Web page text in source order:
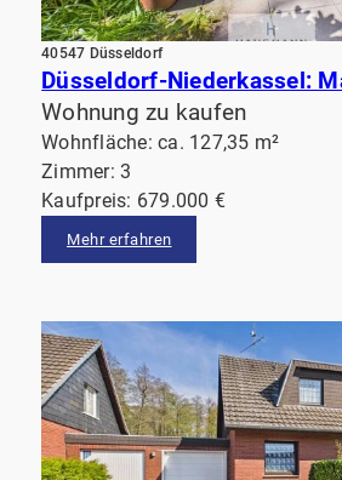
40547 Düsseldorf
Wohnung zu kaufen
Wohnfläche: ca. 127,35 m²
Zimmer: 3
Kaufpreis: 679.000 €
Mehr erfahren